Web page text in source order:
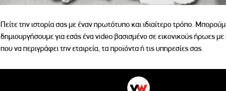
Πείτε την ιστορία σας με έναν πρωτότυπο και ιδιαίτερο τρόπο.
δημιουργήσουμε για εσάς ένα video βασισμένο σε εικονικούς ήρωες με
που να περιγράφει την εταιρεία, τα προϊόντα ή τις υπηρεσίες σας.